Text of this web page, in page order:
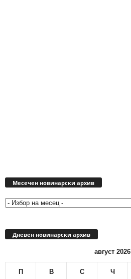
Месечен новинарски архив
Дневен новинарски архив
август 2026
П В С Ч